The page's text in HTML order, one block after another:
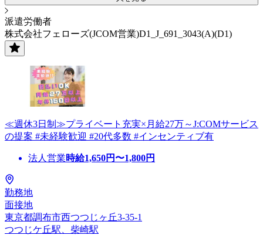
派遣労働者
株式会社フェローズ(JCOM営業)D1_J_691_3043(A)(D1)
≪週休3日制≫プライベート充実×月給27万～J:COMサービス
の提案 #未経験歓迎 #20代多数 #インセンティブ有
法人営業時給1,650円〜1,800円
勤務地
面接地
東京都調布市西つつじヶ丘3-35-1
つつじケ丘駅、柴崎駅